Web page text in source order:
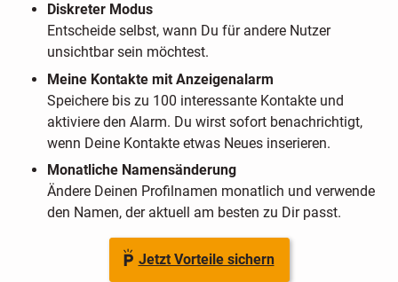
Diskreter Modus
Entscheide selbst, wann Du für andere Nutzer
unsichtbar sein möchtest.
Meine Kontakte mit Anzeigenalarm
Speichere bis zu 100 interessante Kontakte und
aktiviere den Alarm. Du wirst sofort benachrichtigt,
wenn Deine Kontakte etwas Neues inserieren.
Monatliche Namensänderung
Ändere Deinen Profilnamen monatlich und verwende
den Namen, der aktuell am besten zu Dir passt.
Jetzt Vorteile sichern